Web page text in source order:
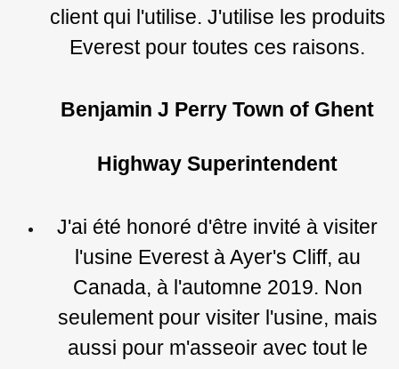
client qui l'utilise. J'utilise les produits
Everest pour toutes ces raisons.
Benjamin J Perry Town of Ghent
Highway Superintendent
J'ai été honoré d'être invité à visiter
l'usine Everest à Ayer's Cliff, au
Canada, à l'automne 2019. Non
seulement pour visiter l'usine, mais
aussi pour m'asseoir avec tout le